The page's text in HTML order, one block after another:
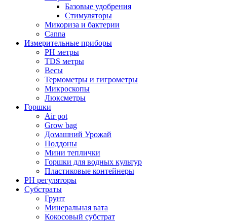
Базовые удобрения
Стимуляторы
Микориза и бактерии
Canna
Измерительные приборы
PH метры
TDS метры
Весы
Термометры и гигрометры
Микроскопы
Люксметры
Горшки
Air pot
Grow bag
Домашний Урожай
Поддоны
Мини теплички
Горшки для водных культур
Пластиковые контейнеры
PH регуляторы
Субстраты
Грунт
Минеральная вата
Кокосовый субстрат